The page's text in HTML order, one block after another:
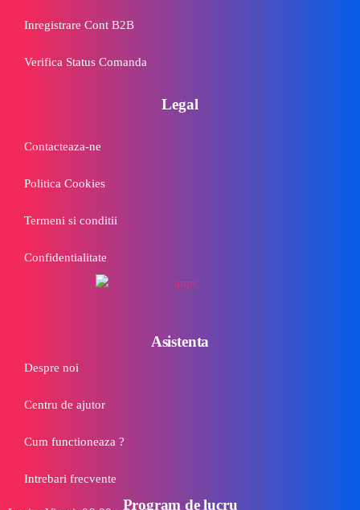
Inregistrare Cont B2B
Verifica Status Comanda
Legal
Contacteaza-ne
Politica Cookies
Termeni si conditii
Confidentialitate
Asistenta
Despre noi
Centru de ajutor
Cum functioneaza ?
Intrebari frecvente
Program de lucru